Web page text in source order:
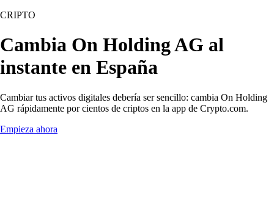
CRIPTO
Cambia On Holding AG al
instante en España
Cambiar tus activos digitales debería ser sencillo: cambia On Holding
AG rápidamente por cientos de criptos en la app de Crypto.com.
Empieza ahora